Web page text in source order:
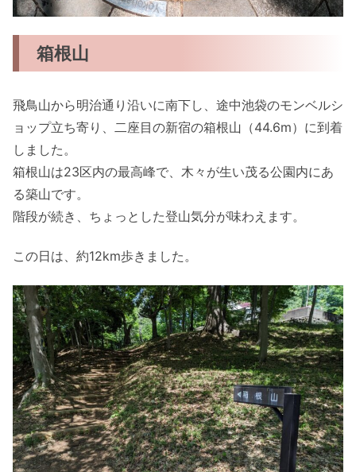
箱根山
飛鳥山から明治通り沿いに南下し、途中池袋のモンベルシ
ョップ立ち寄り、二座目の新宿の箱根山（44.6m）に到着
しました。
箱根山は23区内の最高峰で、木々が生い茂る公園内にあ
る築山です。
階段が続き、ちょっとした登山気分が味わえます。
この日は、約12km歩きました。